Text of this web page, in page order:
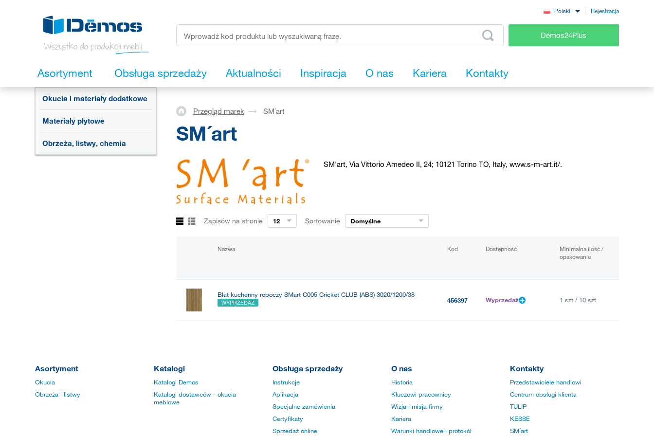
Polski Rejestracja
Démos24Plus
Asortyment Obsługa sprzedaży Aktualności Inspiracja O nas Kariera Kontakty
Okucia i materiały dodatkowe
Materiały płytowe
Obrzeża, listwy, chemia
Przegląd marek SM´art
SM´art
SM'art, Via Vittorio Amedeo II, 24; 10121 Torino TO, Italy, www.s-m-art.it/.
Zapisów na stronie 12 Sortowanie Domyślne
Nazwa Kod Dostępność
Minimalna ilość /
opakowanie
Blat kuchenny roboczy SMart C005 Cricket CLUB (ABS) 3020/1200/38
WYPRZEDAŻ 456397 Wyprzedaż 1 szt / 10 szt
Asortyment
Okucia
Obrzeża i listwy
Katalogi
Katalogi Demos
Katalogi dostawców - okucia
meblowe
Obsługa sprzedaży
Instrukcje
Aplikacja
Specjalne zamówienia
Certyfikaty
Sprzedaż online
O nas
Historia
Kluczowi pracownicy
Wizja i misja firmy
Kariera
Warunki handlowe i protokół
Kontakty
Przedstawiciele handlowi
Centrum obsługi klienta
TULIP
KESSE
SM´art